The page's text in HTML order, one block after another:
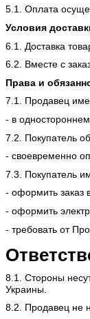
5.1. Оплата
Условия
6.1. Доставка
6.2. Вместе с
Права и
7.1. Продавец
- в
7.2. Покупатель
- своевременно
7.3. Покупатель
- оформить заказ
- оформить
- требовать от
8.1. Стороны
Украины.
8.2. Продавец не